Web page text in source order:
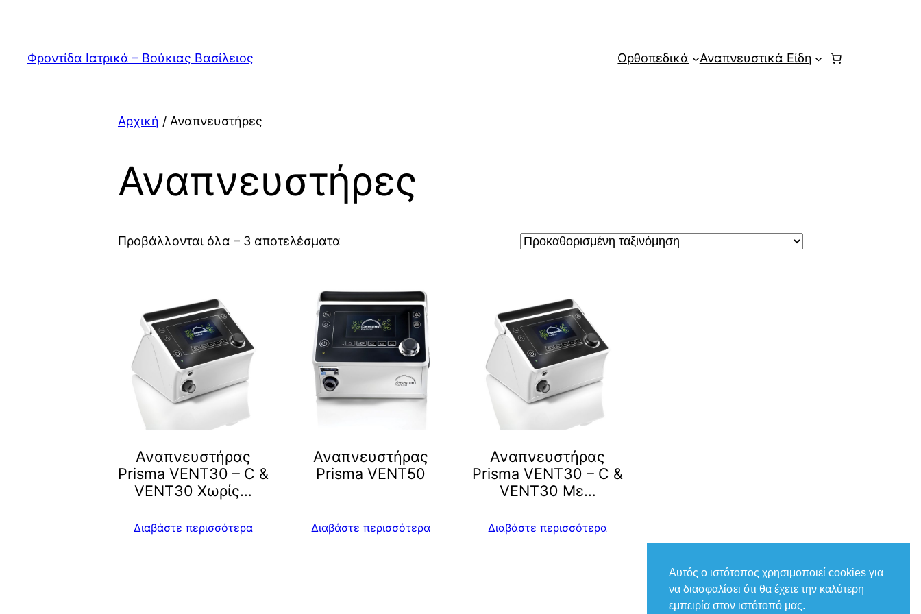
περιεχόμενο
Φροντίδα Ιατρικά – Βούκιας Βασίλειος Ορθοπεδικά Αναπνευστικά Είδη
Αρχική / Αναπνευστήρες
Αναπνευστήρες
Προβάλλονται όλα – 3 αποτελέσματα
Αναπνευστήρας
Prisma VENT30 – C &
VENT30 Χωρίς…
Διαβάστε περισσότερα
Αναπνευστήρας
Prisma VENT50
Διαβάστε περισσότερα
Αναπνευστήρας
Prisma VENT30 – C &
VENT30 Με…
Διαβάστε περισσότερα
Αυτός ο ιστότοπος χρησιμοποιεί cookies για
να διασφαλίσει ότι θα έχετε την καλύτερη
εμπειρία στον ιστότοπό μας.